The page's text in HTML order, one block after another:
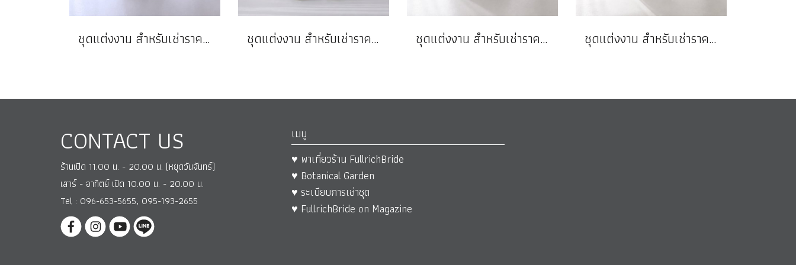
ชุดแต่งงาน สำหรับเช่าราคาถูก ชุดแต่งงาน สำหรับเช่าราคาถูก ชุดแต่งงาน สำหรับเช่าราคาถูก ชุดแต่งงาน สำหรับเช่าราคาถูก
CONTACT US
ร้านเปิด 11.00 น. - 20.00 น. (หยุดวันจันทร์)
เสาร์ - อาทิตย์ เปิด 10.00 น. - 20.00 น.
Tel : 096-653-5655, 095-193-2655
เมนู
♥ พาเที่ยวร้าน FullrichBride
♥ Botanical Garden
♥ ระเบียบการเช่าชุด
♥ FullrichBride on Magazine